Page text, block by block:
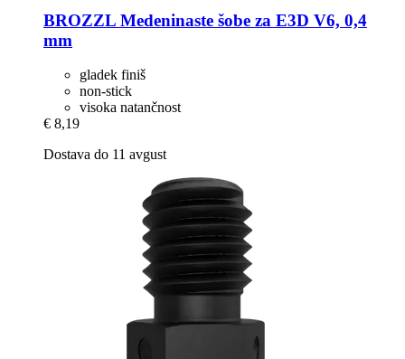
BROZZL Medeninaste šobe za E3D V6, 0,4
mm
gladek finiš
non-stick
visoka natančnost
€ 8,19
Dostava do 11 avgust